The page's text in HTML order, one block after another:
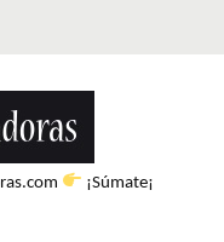
¡Súmate¡